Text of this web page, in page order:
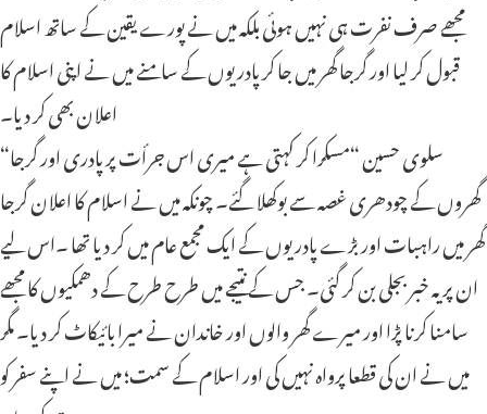
مجھے صرف نفرت ہی نہیں ہوئی بلکہ میں نے پورے یقین کے ساتھ اسلام
قبول کر لیا اور گرجا گھر میں جا کر پادریوں کے سامنے میں نے اپنی اسلام کا
اعلان بھی کر دیا۔
“سلوی حسین “مسکرا کر کہتی ہے میری اس جرأت پر پادری اور گرجا
گھروں کے چودھری غصہ سے بوکھلا گئے۔ چونکہ میں نے اسلام کا اعلان گرجا
گھر میں راہبات اور بڑے پادریوں کے ایک مجمع عام میں کر دیا تھا ۔اس لیے
ان پر یہ خبر بجلی بن کر گئی‌۔ جس کے نتیجے میں طرح طرح کے دھمکیوں کا مجھے
سامنا کرنا پڑا اور میرے گھر والوں اور خاندان نے میرا بائیکاٹ کر دیا۔ مگر
میں نے ان کی قطعا پرواہ نہیں کی اور اسلام کے سمت؛ میں نے اپنے سفر کو